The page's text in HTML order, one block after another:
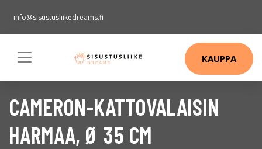
info@sisustusliikedreams.fi
KAUPPA
CAMERON-KATTOVALAISIN
HARMAA, Ø 35 CM